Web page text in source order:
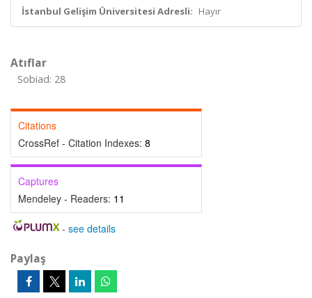
İstanbul Gelişim Üniversitesi Adresli: Hayır
Atıflar
Sobiad: 28
Citations
CrossRef - Citation Indexes: 8
Captures
Mendeley - Readers: 11
- see details
Paylaş